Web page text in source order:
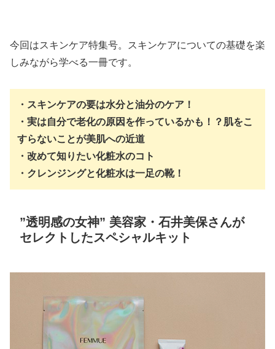
今回はスキンケア特集号。スキンケアについての基礎を楽
しみながら学べる一冊です。
・スキンケアの要は水分と油分のケア！
・実は自分で老化の原因を作っているかも！？肌をこ
すらないことが美肌への近道
・改めて知りたい化粧水のコト
・クレンジングと化粧水は一足の靴！
”透明感の女神” 美容家・石井美保さんが
セレクトしたスペシャルキット